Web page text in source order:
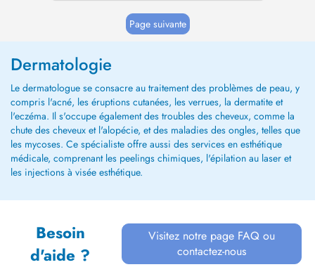
sich das im Behandlungserfolg niederschlägt.
Mein Ziel ist es, dass meine Patienten glückli...
Page suivante
Dermatologie
Le dermatologue se consacre au traitement des problèmes de peau, y
compris l'acné, les éruptions cutanées, les verrues, la dermatite et
l'eczéma. Il s'occupe également des troubles des cheveux, comme la
chute des cheveux et l'alopécie, et des maladies des ongles, telles que
les mycoses. Ce spécialiste offre aussi des services en esthétique
médicale, comprenant les peelings chimiques, l'épilation au laser et
les injections à visée esthétique.
Besoin
d'aide ?
Visitez notre page FAQ ou
contactez-nous